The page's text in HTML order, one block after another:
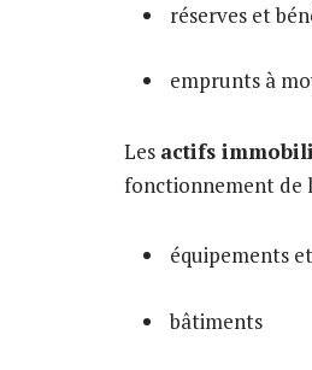
réserves et
emprunts à
Les actifs
fonctionnement de
équipements
bâtiments